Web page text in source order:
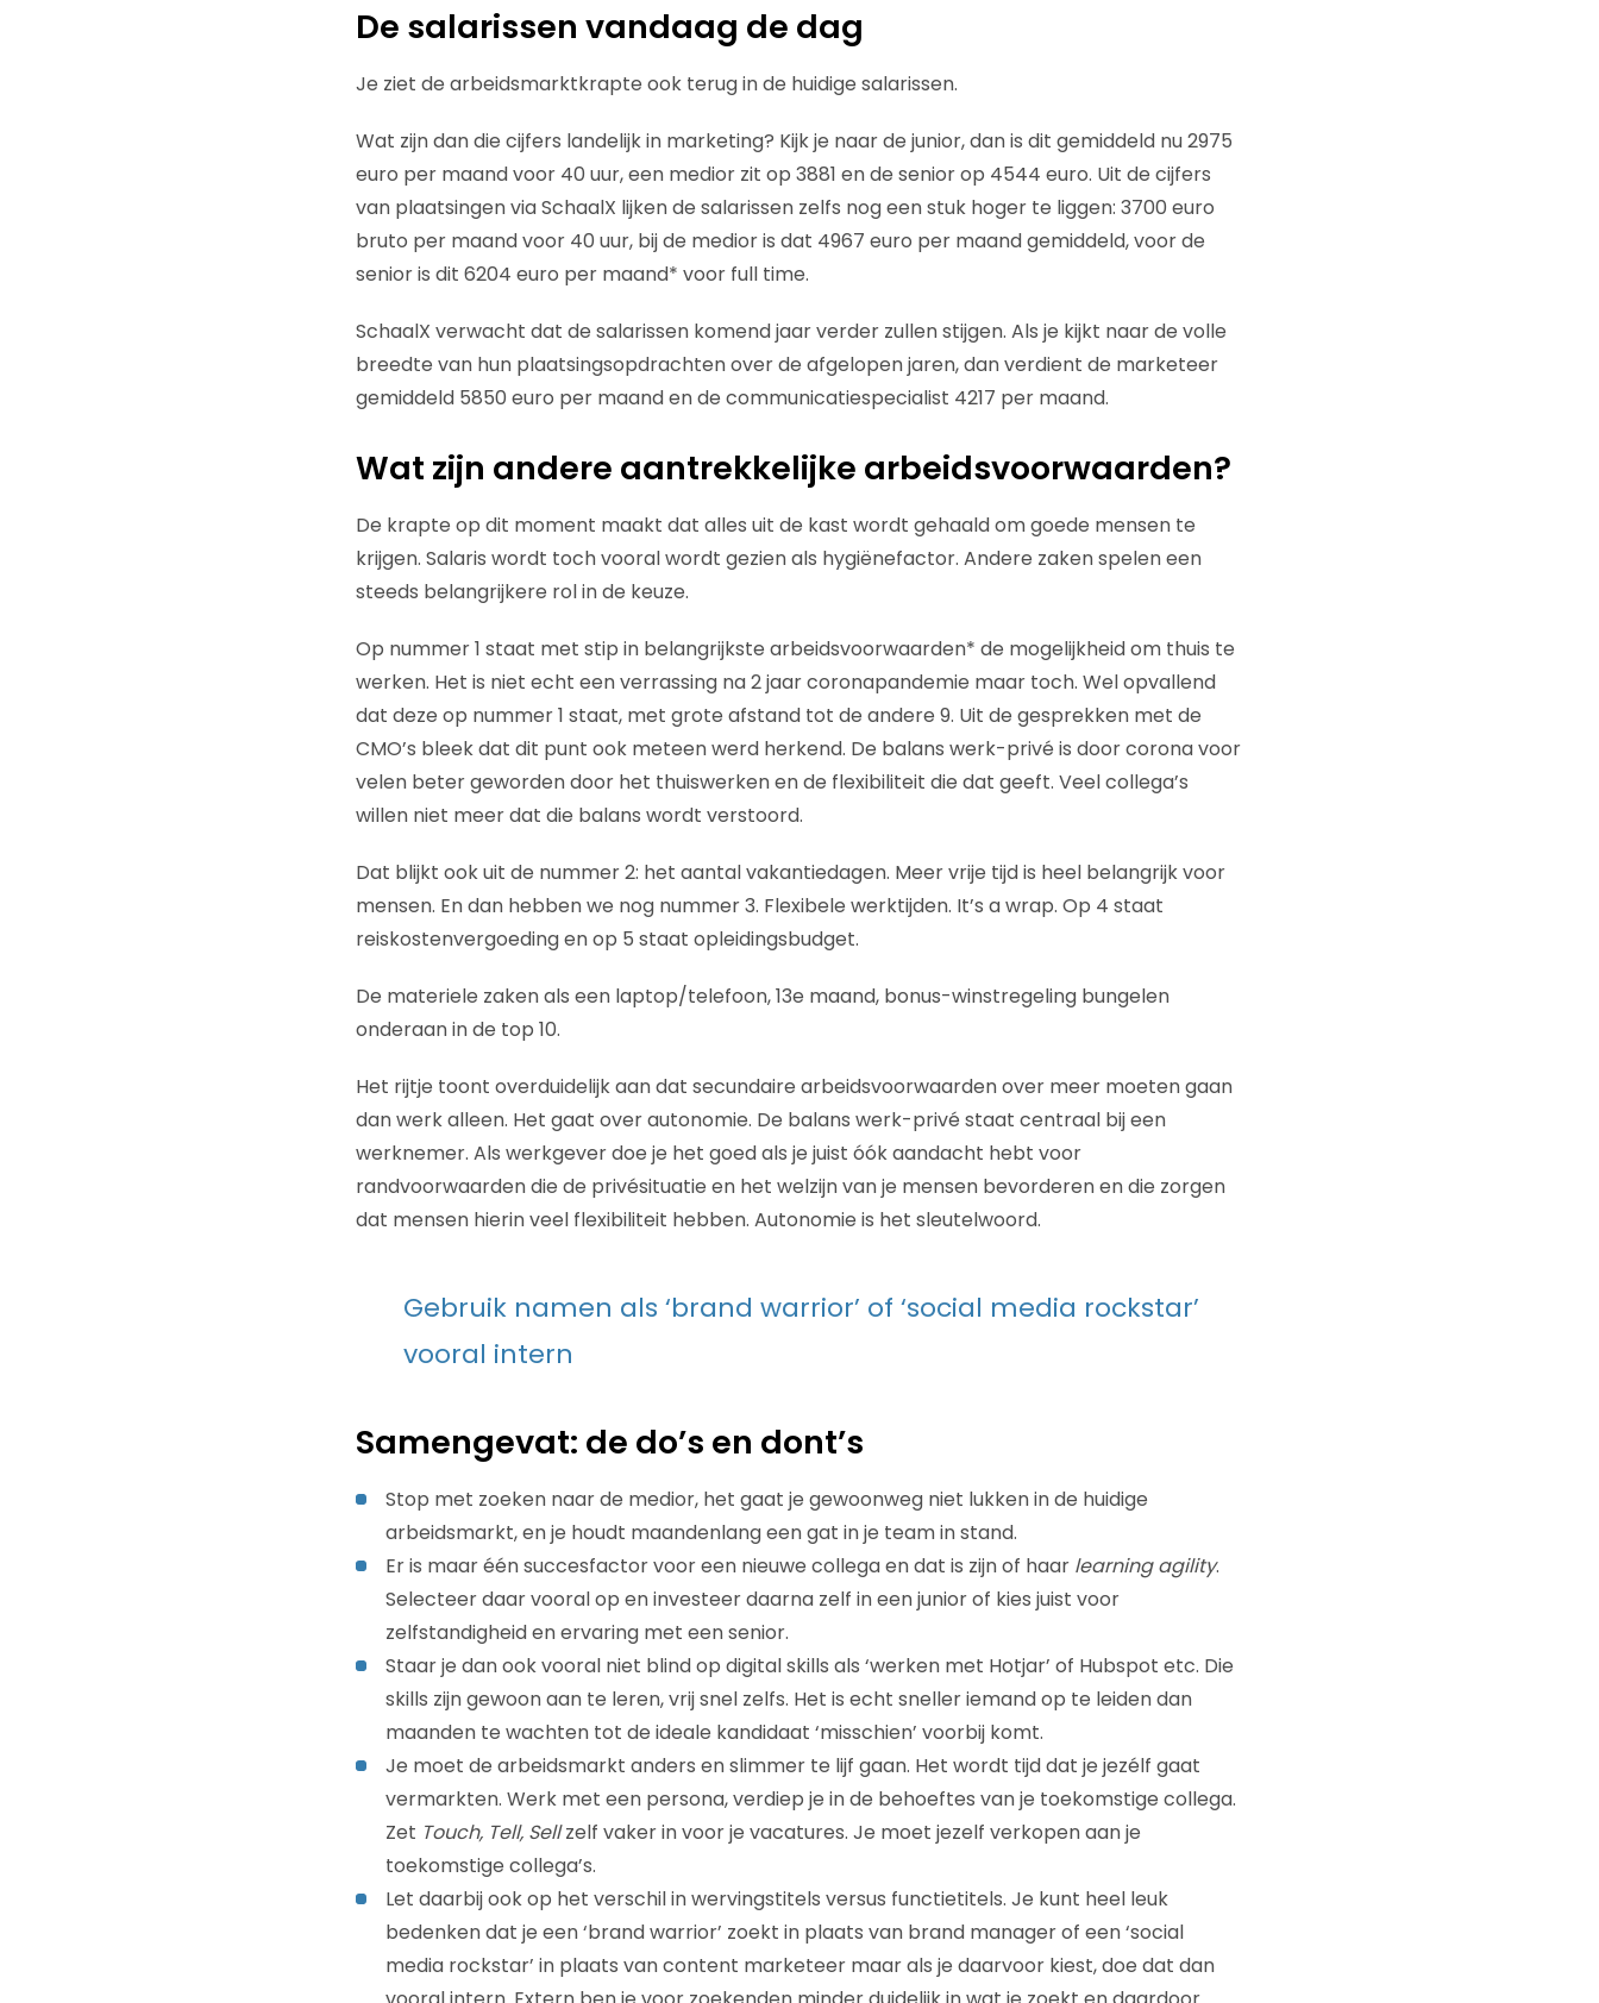
De salarissen vandaag de dag
Je ziet de arbeidsmarktkrapte ook terug in de huidige salarissen.
Wat zijn dan die cijfers landelijk in marketing? Kijk je naar de junior, dan is dit gemiddeld nu 2975
euro per maand voor 40 uur, een medior zit op 3881 en de senior op 4544 euro. Uit de cijfers
van plaatsingen via SchaalX lijken de salarissen zelfs nog een stuk hoger te liggen: 3700 euro
bruto per maand voor 40 uur, bij de medior is dat 4967 euro per maand gemiddeld, voor de
senior is dit 6204 euro per maand* voor full time.
SchaalX verwacht dat de salarissen komend jaar verder zullen stijgen. Als je kijkt naar de volle
breedte van hun plaatsingsopdrachten over de afgelopen jaren, dan verdient de marketeer
gemiddeld 5850 euro per maand en de communicatiespecialist 4217 per maand.
Wat zijn andere aantrekkelijke arbeidsvoorwaarden?
De krapte op dit moment maakt dat alles uit de kast wordt gehaald om goede mensen te
krijgen. Salaris wordt toch vooral wordt gezien als hygiënefactor. Andere zaken spelen een
steeds belangrijkere rol in de keuze.
Op nummer 1 staat met stip in belangrijkste arbeidsvoorwaarden* de mogelijkheid om thuis te
werken. Het is niet echt een verrassing na 2 jaar coronapandemie maar toch. Wel opvallend
dat deze op nummer 1 staat, met grote afstand tot de andere 9. Uit de gesprekken met de
CMO’s bleek dat dit punt ook meteen werd herkend. De balans werk-privé is door corona voor
velen beter geworden door het thuiswerken en de flexibiliteit die dat geeft. Veel collega’s
willen niet meer dat die balans wordt verstoord.
Dat blijkt ook uit de nummer 2: het aantal vakantiedagen. Meer vrije tijd is heel belangrijk voor
mensen. En dan hebben we nog nummer 3. Flexibele werktijden. It’s a wrap. Op 4 staat
reiskostenvergoeding en op 5 staat opleidingsbudget.
De materiele zaken als een laptop/telefoon, 13e maand, bonus-winstregeling bungelen
onderaan in de top 10.
Het rijtje toont overduidelijk aan dat secundaire arbeidsvoorwaarden over meer moeten gaan
dan werk alleen. Het gaat over autonomie. De balans werk-privé staat centraal bij een
werknemer. Als werkgever doe je het goed als je juist óók aandacht hebt voor
randvoorwaarden die de privésituatie en het welzijn van je mensen bevorderen en die zorgen
dat mensen hierin veel flexibiliteit hebben. Autonomie is het sleutelwoord.
Gebruik namen als ‘brand warrior’ of ‘social media rockstar’
vooral intern
Samengevat: de do’s en dont’s
Stop met zoeken naar de medior, het gaat je gewoonweg niet lukken in de huidige
arbeidsmarkt, en je houdt maandenlang een gat in je team in stand.
Er is maar één succesfactor voor een nieuwe collega en dat is zijn of haar learning agility.
Selecteer daar vooral op en investeer daarna zelf in een junior of kies juist voor
zelfstandigheid en ervaring met een senior.
Staar je dan ook vooral niet blind op digital skills als ‘werken met Hotjar’ of Hubspot etc. Die
skills zijn gewoon aan te leren, vrij snel zelfs. Het is echt sneller iemand op te leiden dan
maanden te wachten tot de ideale kandidaat ‘misschien’ voorbij komt.
Je moet de arbeidsmarkt anders en slimmer te lijf gaan. Het wordt tijd dat je jezélf gaat
vermarkten. Werk met een persona, verdiep je in de behoeftes van je toekomstige collega.
Zet Touch, Tell, Sellzelf vaker in voor je vacatures. Je moet jezelf verkopen aan je
toekomstige collega’s.
Let daarbij ook op het verschil in wervingstitels versus functietitels. Je kunt heel leuk
bedenken dat je een ‘brand warrior’ zoekt in plaats van brand manager of een ‘social
media rockstar’ in plaats van content marketeer maar als je daarvoor kiest, doe dat dan